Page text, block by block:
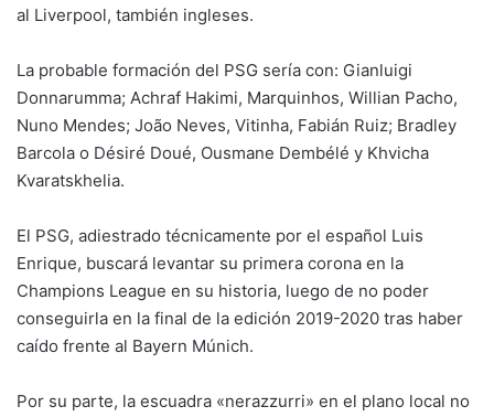
al Liverpool, también ingleses.
La probable formación del PSG sería con: Gianluigi
Donnarumma; Achraf Hakimi, Marquinhos, Willian Pacho,
Nuno Mendes; João Neves, Vitinha, Fabián Ruiz; Bradley
Barcola o Désiré Doué, Ousmane Dembélé y Khvicha
Kvaratskhelia.
El PSG, adiestrado técnicamente por el español Luis
Enrique, buscará levantar su primera corona en la
Champions League en su historia, luego de no poder
conseguirla en la final de la edición 2019-2020 tras haber
caído frente al Bayern Múnich.
Por su parte, la escuadra «nerazzurri» en el plano local no